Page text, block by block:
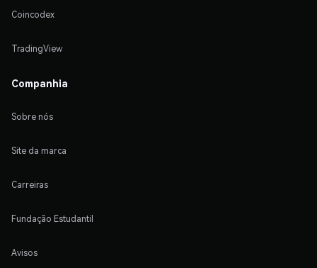
Coincodex
TradingView
Companhia
Sobre nós
Site da marca
Carreiras
Fundação Estudantil
Avisos